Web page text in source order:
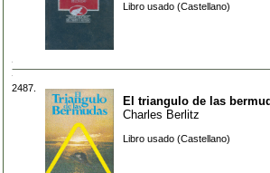
Libro usado (Castellano)
2487.
El triangulo de las
Charles Berlitz
Libro usado (Castellano)